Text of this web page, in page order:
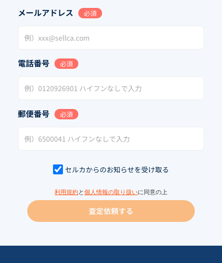
メールアドレス 必須
電話番号 必須
郵便番号 必須
セルカからのお知らせを受け取る
利用規約と 個人情報の取り扱いに同意の上
査定依頼する